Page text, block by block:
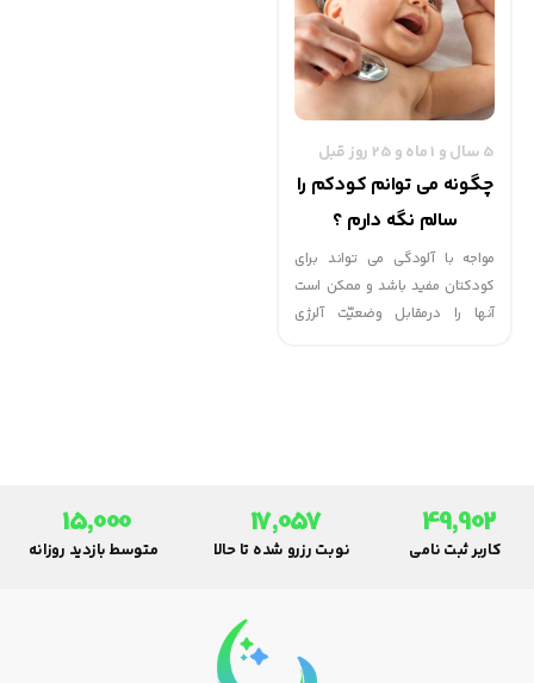
5 سال و 1 ماه و 25 روز قبل
چگونه می توانم کودکم را
سالم نگه دارم ؟
مواجه با آلودگی می تواند برای
کودکتان مفید باشد و ممکن است
آنها را درمقابل وضعیّت آلرژی
49,902
کاربر ثبت نامی
17,057
نوبت رزرو شده تا حالا
15,000
متوسط بازدید روزانه